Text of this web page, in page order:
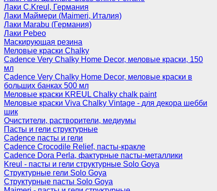
Лаки C.Kreul, Германия
Лаки Маймери (Maimeri, Италия)
Лаки Marabu (Германия)
Лаки Pebeo
Маскирующая резина
Меловые краски Chalky
Cadence Very Chalky Home Decor, меловые краски, 150
мл
Cadence Very Chalky Home Decor, меловые краски в
больших банках 500 мл
Меловые краски KREUL Chalky chalk paint
Меловые краски Viva Chalky Vintage - для декора шебби
шик
Очистители, растворители, медиумы
Пасты и гели структурные
Cadence пасты и гели
Cadence Crocodile Relief, пасты-кракле
Cadence Dora Perla, фактурные пасты-металлики
Kreul - пасты и гели структурные Solo Goya
Структурные гели Solo Goya
Структурные пасты Solo Goya